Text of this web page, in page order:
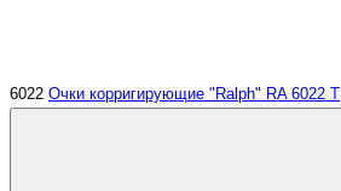
6022 Очки корригирующие "Ralph" RA 6022 Т